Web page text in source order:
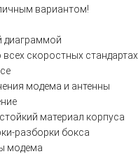
вариантом!
диаграммой
скоростных стандартах
модема и антенны
материал корпуса
разборки бокса
модема